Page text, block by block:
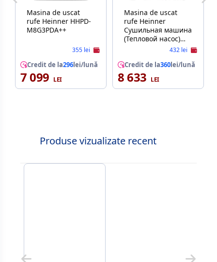
Masina de uscat
rufe Heinner HHPD-
M8G3PDA++
355 lei
Credit de la296lei/lună
7 099
Masina de uscat
rufe Heinner
Сушильная машина
(Тепловой насос)
Heinner HHPD-
displays | Touch
Белый
432 lei
Credit de la360lei/lună
8 633
Produse vizualizate recent